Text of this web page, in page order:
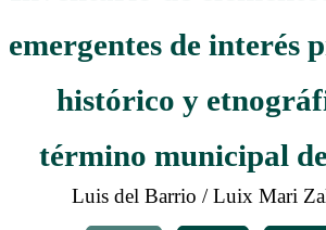
emergentes de interés
histórico y
término municipal
Luis del Barrio / Luix Mari